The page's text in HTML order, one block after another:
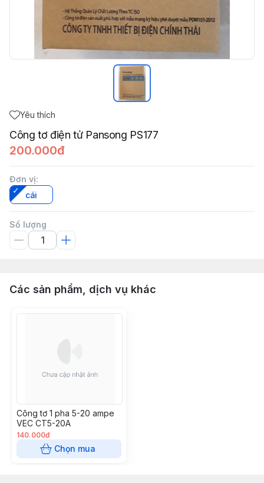
Yêu thích
Công tơ điện tử Pansong PS177
200.000đ
Đơn vị:
cái
Số lượng
Các sản phẩm, dịch vụ khác
Công tơ 1 pha 5-20 ampe
VEC CT5-20A
140.000đ
Chọn mua